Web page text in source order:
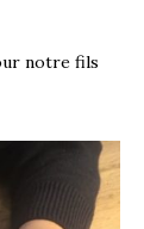
notre fils